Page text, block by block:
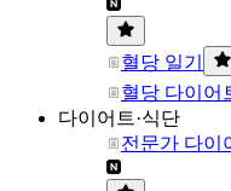
혈당 일기
혈당 다이어
다이어트·식단
전문가 다이